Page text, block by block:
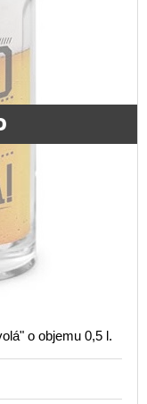
o objemu 0,5 l.